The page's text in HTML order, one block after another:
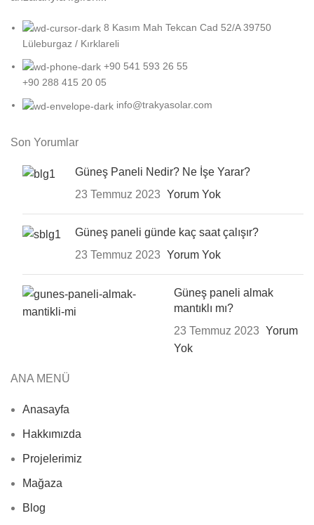
8 Kasım Mah Tekcan Cad 52/A 39750
Lüleburgaz / Kırklareli
+90 541 593 26 55
+90 288 415 20 05
info@trakyasolar.com
Son Yorumlar
Güneş Paneli Nedir? Ne İşe Yarar?
23 Temmuz 2023 Yorum Yok
Güneş paneli günde kaç saat çalışır?
23 Temmuz 2023 Yorum Yok
Güneş paneli almak
mantıklı mı?
23 Temmuz 2023 Yorum
Yok
ANA MENÜ
Anasayfa
Hakkımızda
Projelerimiz
Mağaza
Blog